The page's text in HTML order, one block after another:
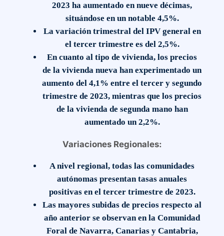
2023 ha aumentado en nueve décimas,
situándose en un notable 4,5%.
La variación trimestral del IPV general en
el tercer trimestre es del 2,5%.
En cuanto al tipo de vivienda, los precios
de la vivienda nueva han experimentado un
aumento del 4,1% entre el tercer y segundo
trimestre de 2023, mientras que los precios
de la vivienda de segunda mano han
aumentado un 2,2%.
Variaciones Regionales:
A nivel regional, todas las comunidades
autónomas presentan tasas anuales
positivas en el tercer trimestre de 2023.
Las mayores subidas de precios respecto al
año anterior se observan en la Comunidad
Foral de Navarra, Canarias y Cantabria,